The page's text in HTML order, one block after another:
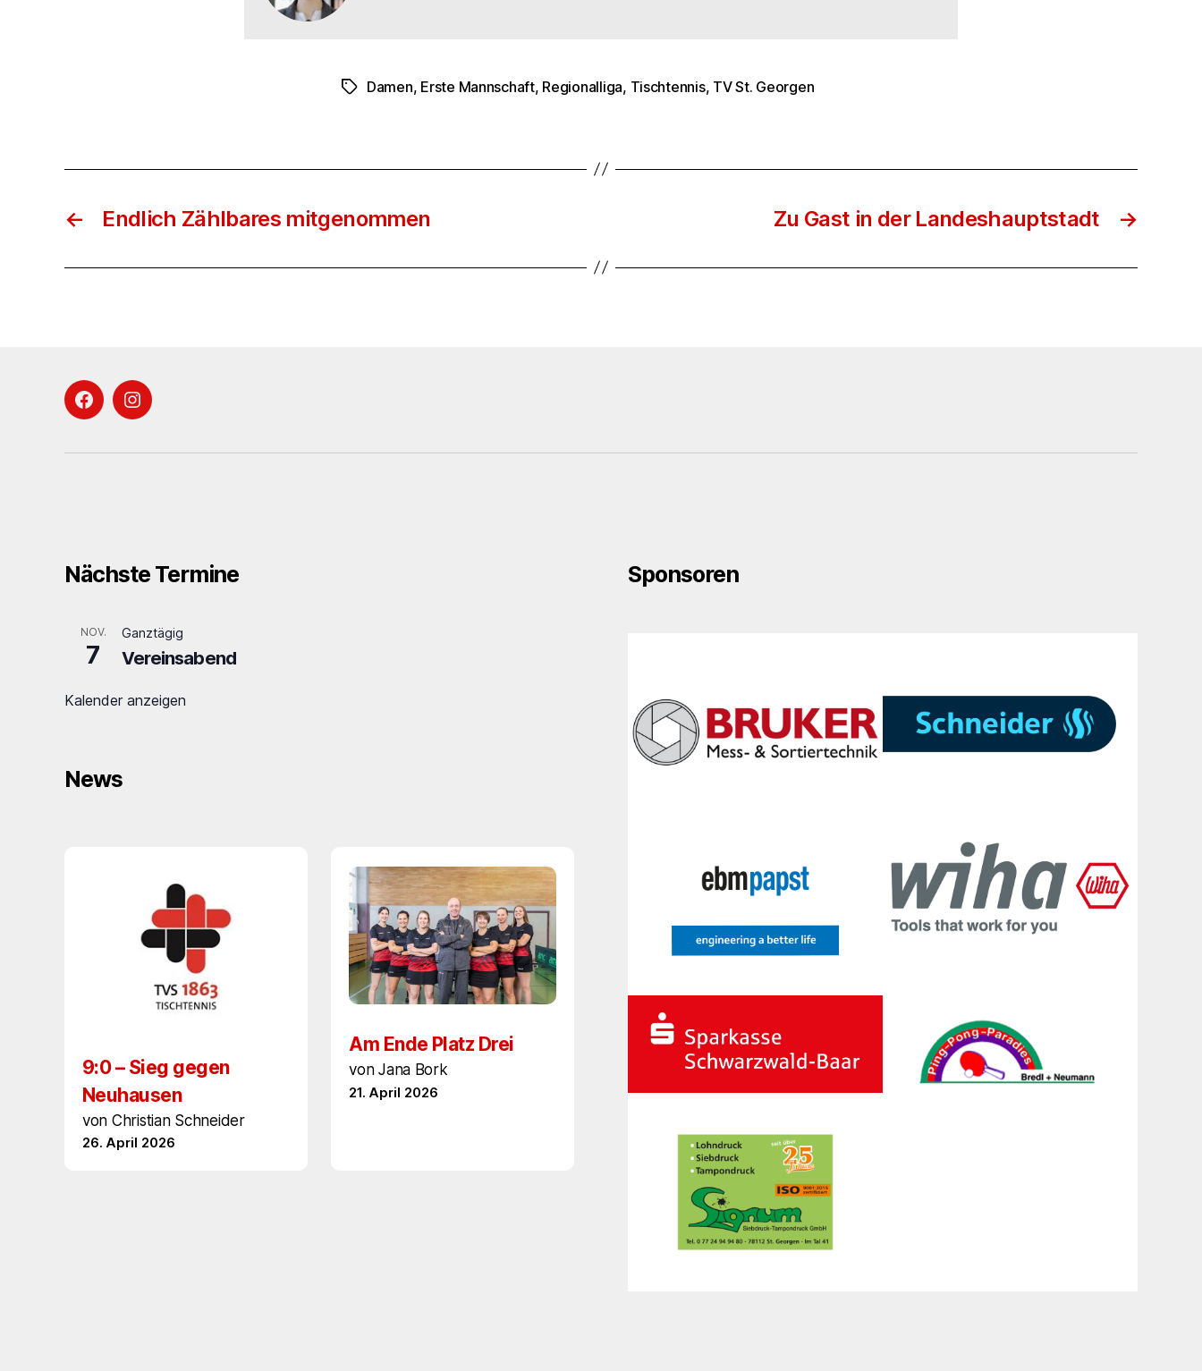
Schlagwörter
Damen, Erste Mannschaft, Regionalliga, Tischtennis, TV St. Georgen
← Endlich Zählbares mitgenommen →
Zu Gast in der Landeshauptstadt
FacebookInstagram
Nächste Termine
NOV.
7
Ganztägig
Vereinsabend
Kalender anzeigen
News
9:0 – Sieg gegen
Neuhausen
von Christian Schneider
26. April 2026
Am Ende Platz Drei
von Jana Bork
21. April 2026
Sponsoren